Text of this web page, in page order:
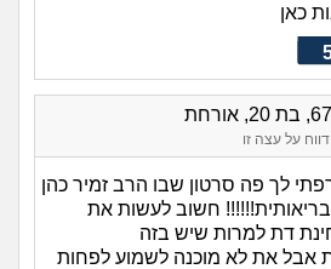
כאן
דווח על עצה זו
לך פה סרטון שבו הרב זמיר כהן
חשוב לעשות את
דת למרות שיש בזה
אבל את לא מוכנה לשמוע לפחות